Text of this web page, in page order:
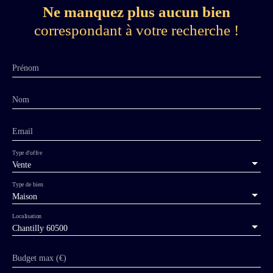
Ne manquez plus aucun bien
correspondant à votre recherche !
Prénom
Nom
Email
Vente
Type d'offre
Maison
Type de bien
Chantilly 60500
Localisation
Budget max (€)